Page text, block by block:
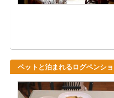
ペットと泊まれるログペンシ